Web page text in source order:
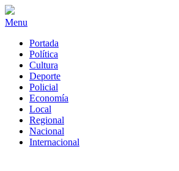
Menu
Portada
Política
Cultura
Deporte
Policial
Economía
Local
Regional
Nacional
Internacional